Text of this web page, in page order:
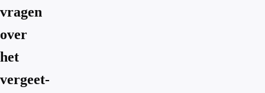
vragen
over
het
vergeet-